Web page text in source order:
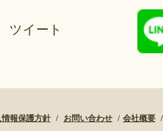
ツイート
情報保護方針 お問い合わせ 会社概要